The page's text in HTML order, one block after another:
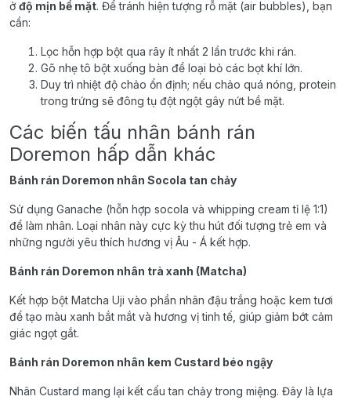
ở độ mịn bề mặt. Để tránh hiện tượng rỗ mặt (air bubbles), bạn
cần:
Lọc hỗn hợp bột qua rây ít nhất 2 lần trước khi rán.
Gõ nhẹ tô bột xuống bàn để loại bỏ các bọt khí lớn.
Duy trì nhiệt độ chảo ổn định; nếu chảo quá nóng, protein
trong trứng sẽ đông tụ đột ngột gây nứt bề mặt.
Các biến tấu nhân bánh rán
Doremon hấp dẫn khác
Bánh rán Doremon nhân Socola tan chảy
Sử dụng Ganache (hỗn hợp socola và whipping cream tỉ lệ 1:1)
để làm nhân. Loại nhân này cực kỳ thu hút đối tượng trẻ em và
những người yêu thích hương vị Âu - Á kết hợp.
Bánh rán Doremon nhân trà xanh (Matcha)
Kết hợp bột Matcha Uji vào phần nhân đậu trắng hoặc kem tươi
để tạo màu xanh bắt mắt và hương vị tinh tế, giúp giảm bớt cảm
giác ngọt gắt.
Bánh rán Doremon nhân kem Custard béo ngậy
Nhân Custard mang lại kết cấu tan chảy trong miệng. Đây là lựa